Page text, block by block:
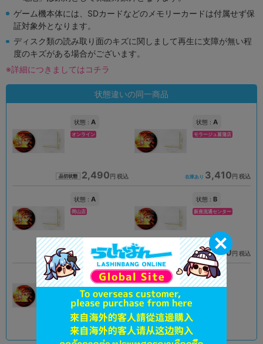
ゲーム機本体には、SDカードなどのメモリーカードは付属せず保
証対象外となります。
ディスク類の読み取り面のキズに関しまして再生に支障が無い程
度のキズがある場合がございます。
※詳細につきましてはコチラ
状態違いの同一商品
状態 : A
オンライン
品切状態 2,490円 税込
状態 : A
モラージュ菖蒲店
在庫あり 3,410円 税込
状態 : A
岡山店
在庫あり 3,390円 税込
状態 : B
新座流通センター
在庫あり 1,690円 税込
状態 :B
オンライン
在庫あり 1,690円 税込